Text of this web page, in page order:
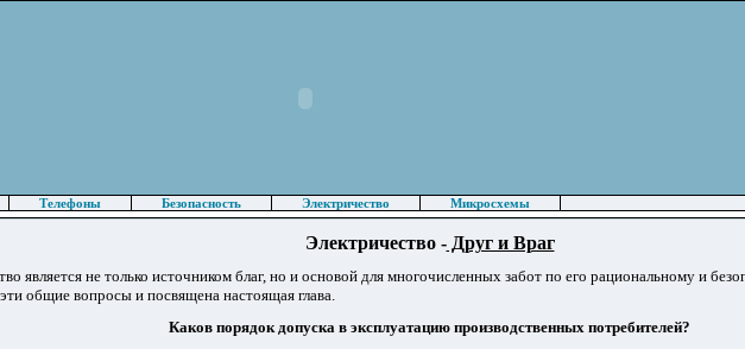
Телефоны Безопасность Электричество
Микросхемы
Электричество -Друг и Враг
является не только источником благ, но и основой для многочисленных забот по его рациональному и
общие вопросы и посвящена настоящая глава.
Каков порядок допуска в эксплуатацию производственных потребителей?